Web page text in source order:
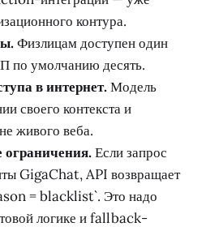
контура.
Физлицам доступен один
по умолчанию десять.
в интернет.Модель
своего контекста и
живого веба.
ограничения.Если запрос
GigaChat, API возвращает
= blacklist`. Это надо
логике и fallback-